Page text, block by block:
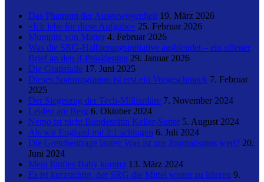
Das Phantom der Ausgewogenheit 19. März 2026
«Ich lebe für diese Aufgabe» 25. Februar 2026
Mumpitz von Matter 4. Februar 2026
Was die SRG-Halbierungsinitiative ausblendet – ein offener
Brief an den jf-Präsidenten 29. Januar 2026
Die Gratisfalle 17. Juni 2025
Dieses Sparprogramm ist erst ein Vorgeschmack 7. Februar
2025
Der Siegeszug der Tech-Milliardäre 7. November 2024
Leiden am Berg 6. Oktober 2024
Nemo ist nicht Bundesrätin Keller-Sutter 5. August 2024
Als wir England mit 2:1 schlugen 6. Juli 2024
Die Gretchenfrage lautet: Was ist uns Journalismus wert? 20.
Juni 2024
Mein fünftes Baby kommt 13. März 2024
Es ist kurzsichtig, der SRG die Mittel weiter zu kürzen 9.